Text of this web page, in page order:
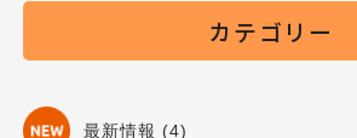
カテゴリー
最新情報 (4)